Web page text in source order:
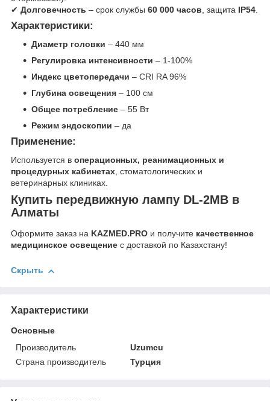
✔ Долговечность – срок службы 60 000 часов, защита IP54.
Характеристики:
Диаметр головки – 440 мм
Регулировка интенсивности – 1-100%
Индекс цветопередачи – CRI RA 96%
Глубина освещения – 100 см
Общее потребление – 55 Вт
Режим эндоскопии – да
Применение:
Используется в операционных, реанимационных и
процедурных кабинетах , стоматологических и
ветеринарных клиниках.
Купить передвижную лампу DL-2MB в
Алматы
Оформите заказ на KAZMED.PRO и получите качественное
медицинское освещение с доставкой по Казахстану!
Скрыть
Характеристики
Основные
Производитель
Uzumcu
Страна производитель
Турция